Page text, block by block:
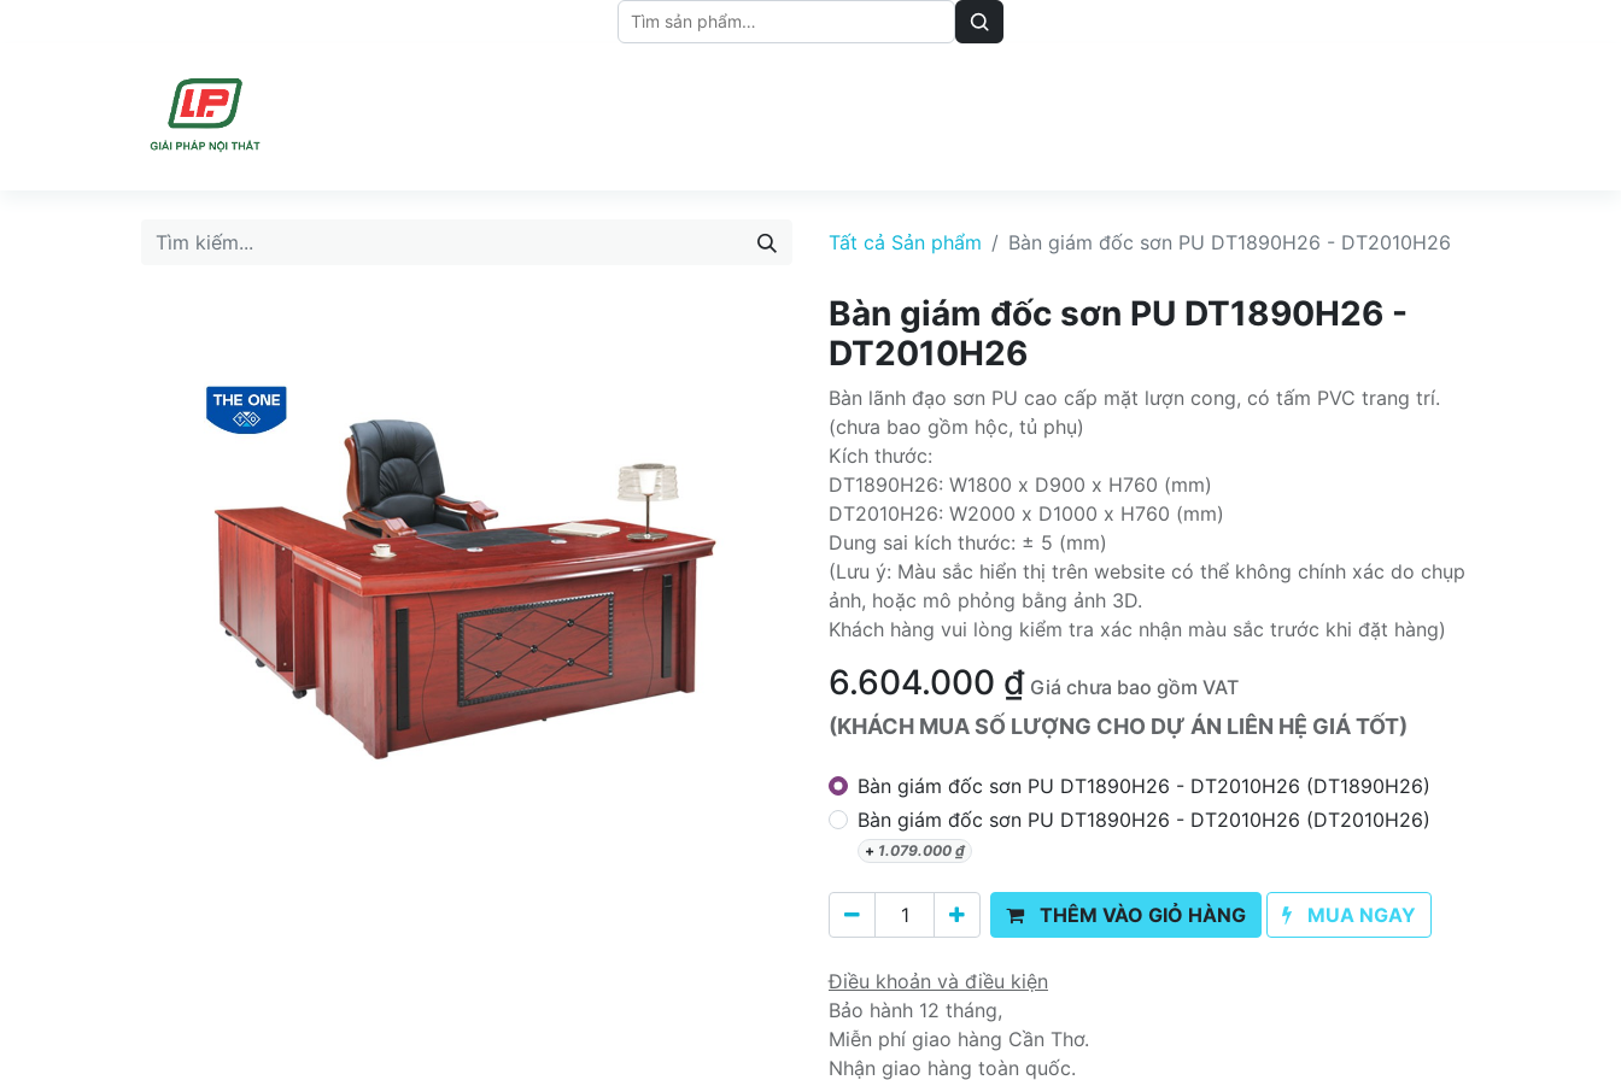
Tất cả Sản phẩm Bàn giám đốc sơn PU DT1890H26 - DT2010H26
Bàn giám đốc sơn PU DT1890H26 -
DT2010H26
Bàn lãnh đạo sơn PU cao cấp mặt lượn cong, có tấm PVC trang trí.
(chưa bao gồm hộc, tủ phụ)
Kích thước:
DT1890H26: W1800 x D900 x H760 (mm)
DT2010H26: W2000 x D1000 x H760 (mm)
Dung sai kích thước: ± 5 (mm)
(Lưu ý: Màu sắc hiển thị trên website có thể không chính xác do chụp
ảnh, hoặc mô phỏng bằng ảnh 3D.
Khách hàng vui lòng kiểm tra xác nhận màu sắc trước khi đặt hàng)
6.604.000 ₫ Giá chưa bao gồm VAT
(KHÁCH MUA SỐ LƯỢNG CHO DỰ ÁN LIÊN HỆ GIÁ TỐT)
Bàn giám đốc sơn PU DT1890H26 - DT2010H26 (DT1890H26)
Bàn giám đốc sơn PU DT1890H26 - DT2010H26 (DT2010H26)
+ 1.079.000₫
THÊM VÀO GIỎ HÀNG MUA NGAY
Điều khoản và điều kiện
Bảo hành 12 tháng,
Miễn phí giao hàng Cần Thơ.
Nhận giao hàng toàn quốc.